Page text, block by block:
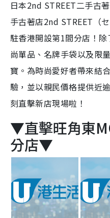
日本2nd STREET二手古
手古著店2nd STREET（
駐香港開設第1間分店！
尚單品、名牌手袋以及限
寶。為時尚愛好者帶來結
驗，並以親民價格提供近
刻直擊新店現場啦！
▼直擊旺角東
分店▼